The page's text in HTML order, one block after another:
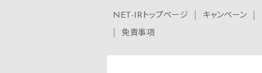
NET-IRトップページ キャンペーン
免責事項